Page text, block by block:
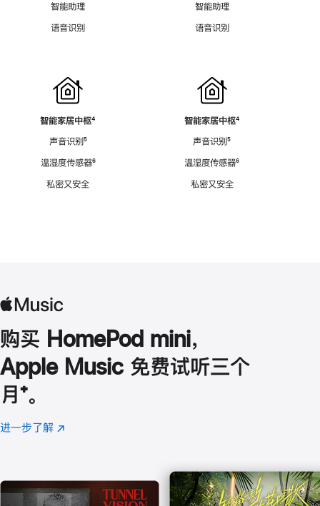
智能助理
语音识别
智能家居中枢脚
⁴
声音识别脚
⁵
温湿度传感器脚
⁶
私密又安全
智能助理
语音识别
智能家居中枢脚
⁴
声音识别脚
⁵
温湿度传感器脚
⁶
私密又安全
购买 HomePod mini，
Apple Music 免费试听三个
月 脚
注
⁺。
进一步了解 Apple
(在
口
中